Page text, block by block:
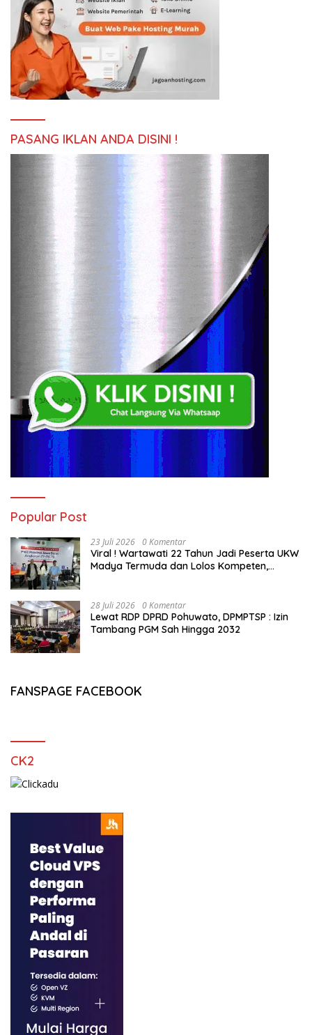
PASANG IKLAN ANDA DISINI !
Popular Post
23 Juli 2026 0 Komentar
Viral ! Wartawati 22 Tahun Jadi Peserta UKW
Madya Termuda dan Lolos Kompeten,
28 Juli 2026 0 Komentar
Lewat RDP DPRD Pohuwato, DPMPTSP : Izin
Tambang PGM Sah Hingga 2032
FANSPAGE FACEBOOK
CK2